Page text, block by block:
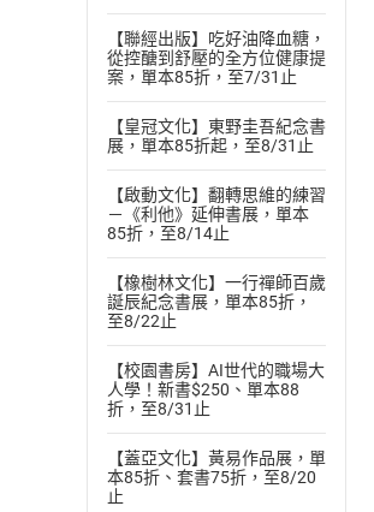
【聯經出版】吃好油降血糖，
從控醣到舒壓的全方位健康提
案，單本85折，至7/31止
【皇冠文化】東野圭吾紀念書
展，單本85折起，至8/31止
【啟動文化】翻轉思維的練習
－《利他》延伸書展，單本
85折，至8/14止
【橡樹林文化】一行禪師百歲
誕辰紀念書展，單本85折，
至8/22止
【校園書房】AI世代的職場大
人學！新書$250、單本88
折，至8/31止
【蓋亞文化】黃易作品展，單
本85折、套書75折，至8/20
止